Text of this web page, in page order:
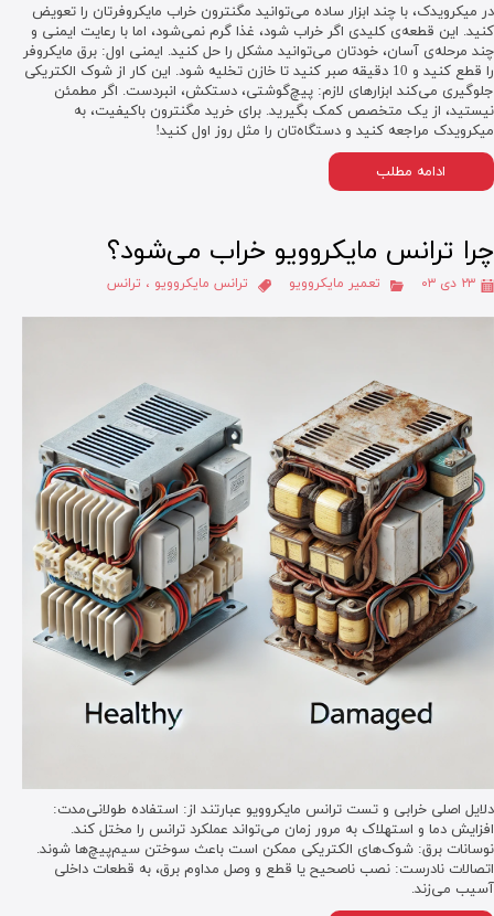
در میکرویدک، با چند ابزار ساده می‌توانید مگنترون خراب مایکروفرتان را تعویض
کنید. این قطعه‌ی کلیدی اگر خراب شود، غذا گرم نمی‌شود، اما با رعایت ایمنی و
چند مرحله‌ی آسان، خودتان می‌توانید مشکل را حل کنید. ایمنی اول: برق مایکروفر
را قطع کنید و 10 دقیقه صبر کنید تا خازن تخلیه شود. این کار از شوک الکتریکی
جلوگیری می‌کند ابزارهای لازم: پیچ‌گوشتی، دستکش، انبردست. اگر مطمئن
نیستید، از یک متخصص کمک بگیرید. برای خرید مگنترون باکیفیت، به
میکرویدک مراجعه کنید و دستگاه‌تان را مثل روز اول کنید!
ادامه مطلب
چرا ترانس مایکروویو خراب می‌شود؟
۲۳ دی ۰۳ تعمیر مایکروویو ترانس مایکروویو ، ترانس
دلایل اصلی خرابی و تست ترانس مایکروویو عبارتند از: استفاده طولانی‌مدت:
افزایش دما و استهلاک به مرور زمان می‌تواند عملکرد ترانس را مختل کند.
نوسانات برق: شوک‌های الکتریکی ممکن است باعث سوختن سیم‌پیچ‌ها شوند.
اتصالات نادرست: نصب ناصحیح یا قطع و وصل مداوم برق، به قطعات داخلی
آسیب می‌زند.